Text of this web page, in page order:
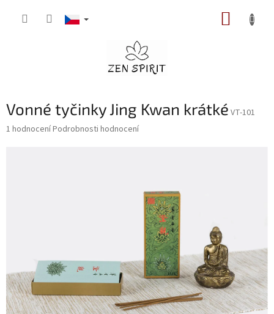
Vonné tyčinky Jing Kwan krátké VT-101
Průměrné
1 hodnoceníPodrobnosti hodnocení